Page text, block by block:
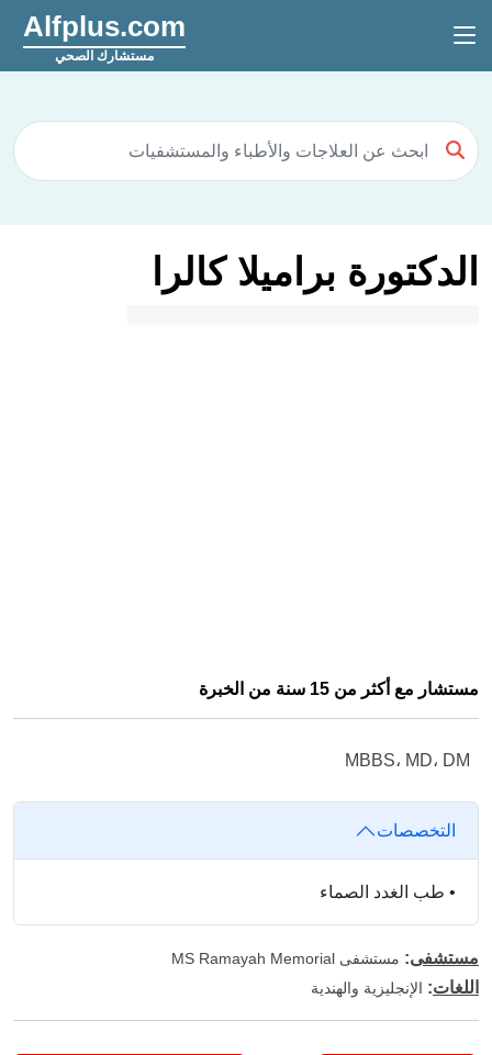
Alfplus.com
مستشارك الصحي
الدكتورة براميلا كالرا
مستشار مع أكثر من 15 سنة من الخبرة
MBBS، MD، DM
التخصصات
• طب الغدد الصماء
مستشفى: مستشفى MS Ramayah Memorial
اللغات: الإنجليزية والهندية